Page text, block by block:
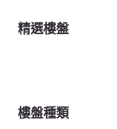
精選樓盤
樓盤種類